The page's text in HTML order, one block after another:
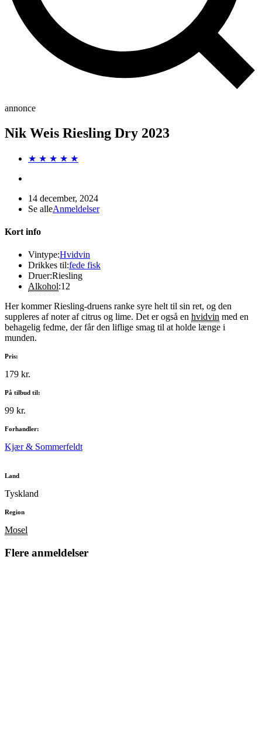
annonce
Nik Weis Riesling Dry 2023
★ ★ ★ ★ ★
14 december, 2024
Se alleAnmeldelser
Kort info
Vintype:Hvidvin
Drikkes til:fede fisk
Druer:Riesling
Alkohol:12
Her kommer Riesling-druens ranke syre helt til sin ret, og den
suppleres af noter af citrus og lime. Det er også en hvidvin med en
behagelig fedme, der får den liflige smag til at holde længe i
munden.
Pris:
179 kr.
På tilbud til:
99 kr.
Forhandler:
Kjær & Sommerfeldt
Land
Tyskland
Region
Mosel
Flere anmeldelser